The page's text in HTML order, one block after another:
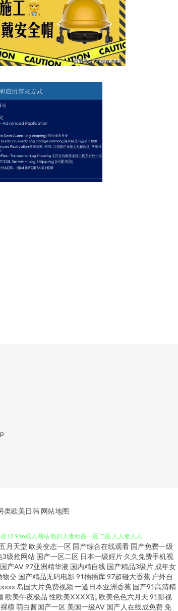
类欧美日韩 网站地图
三 天天干狠狠曰 91午夜剧场 韩日十三区 午夜色网
13 91n成人网站 熟妇人妻精品一区二区 人人妻人人
自拍偷偷视频 传媒91福利 www国产精品 91青娱乐
月天堂欧美变态一区 国产综合在线观看 国产免费一级
3级抢网站 国产一区二区 日本一级婬片 久久免费手机视
产AV97亚洲精华液 国内精自线 国产精品3级片 成年女
物交 国产精品无码电影91插插库97超碰大香蕉 户外自
岛国大片免费视频 一道日本亚洲香蕉 国产91高清精
欧美午夜极品 性欧美ⅩⅩⅩⅩ乱欧美色色六月天 91影视
模萌白酱国产一区 美国一级AV 国产人在线成免费免